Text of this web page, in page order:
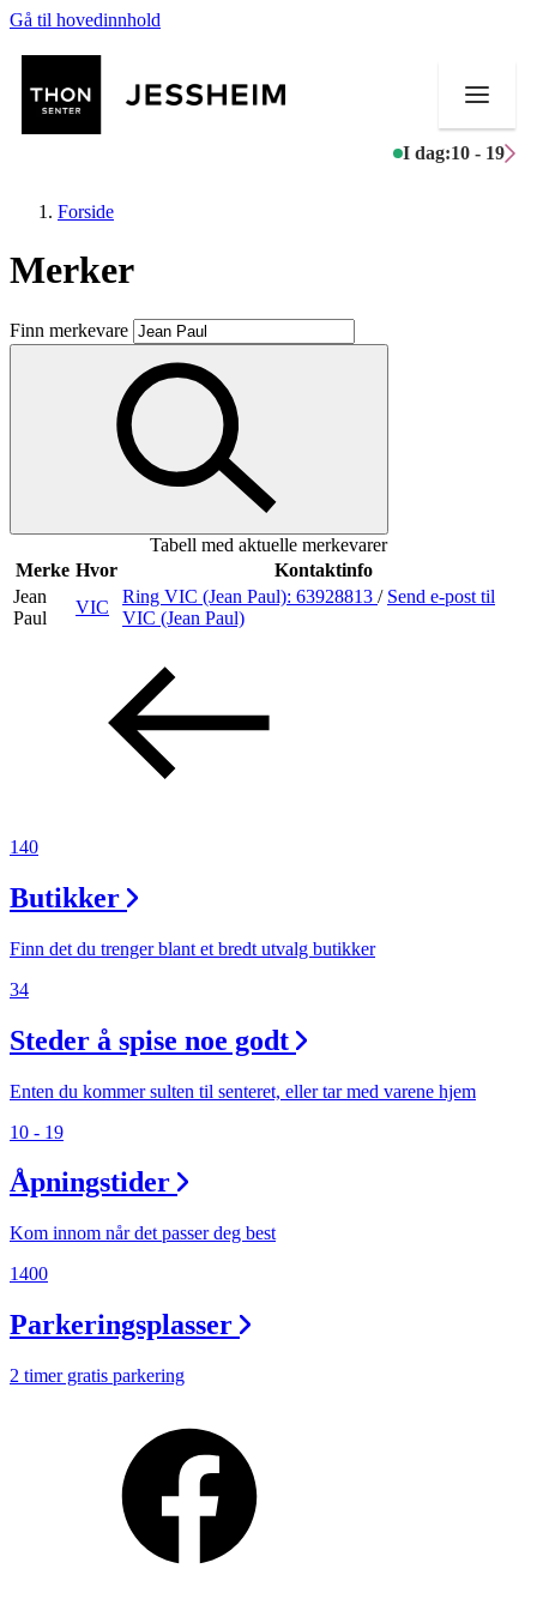
Gå til hovedinnhold
I dag:10 - 19
Butikker
Mat og drikke
Aktiviteter
Inspirasjon
Åpningstider
Ledige stillinger
Magasin
Gavekort
Forside
Merker
Finn merkevare
Tabell med aktuelle merkevarer
Merke Hvor
Kontaktinfo
Jean
Paul
VIC
Ring VIC (Jean Paul): 63928813 / Send e-post til
VIC (Jean Paul)
140
Butikker
Finn det du trenger blant et bredt utvalg butikker
34
Steder å spise noe godt
Enten du kommer sulten til senteret, eller tar med varene hjem
10 - 19
Åpningstider
Kom innom når det passer deg best
1400
Parkeringsplasser
2 timer gratis parkering